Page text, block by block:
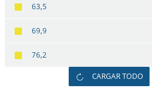
63,5
69,9
76,2
CARGAR TODO